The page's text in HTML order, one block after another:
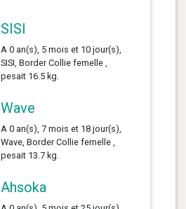
SISI
A 0 an(s), 5 mois et 10 jour(s),
SISI, Border Collie femelle ,
pesait 16.5 kg.
Wave
A 0 an(s), 7 mois et 18 jour(s),
Wave, Border Collie femelle ,
pesait 13.7 kg.
Ahsoka